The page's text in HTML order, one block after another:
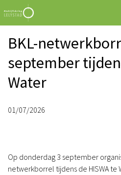
BKL-
september
Water
01/07/2026
Op donderdag 3 september
netwerkborrel tijdens de HISWA te